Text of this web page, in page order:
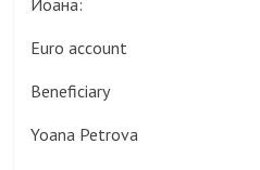
Йоана:
Euro account
Beneficiary
Yoana Petrova